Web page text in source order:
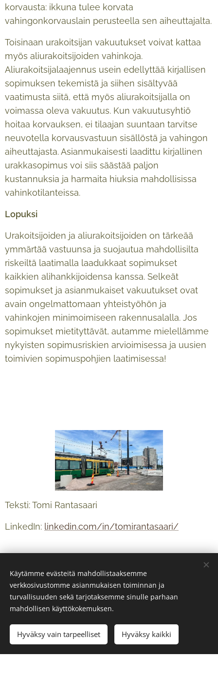
korvausta: ikkuna tulee korvata
vahingonkorvauslain perusteella sen aiheuttajalta.
Toisinaan urakoitsijan vakuutukset voivat kattaa
myös aliurakoitsijoiden vahinkoja.
Aliurakoitsijalaajennus usein edellyttää kirjallisen
sopimuksen tekemistä ja siihen sisältyvää
vaatimusta siitä, että myös aliurakoitsijalla on
voimassa oleva vakuutus. Kun vakuutusyhtiö
hoitaa korvauksen, ei tilaajan suuntaan tarvitse
neuvotella korvausvastuun sisällöstä ja vahingon
aiheuttajasta. Asianmukaisesti laadittu kirjallinen
urakkasopimus voi siis säästää paljon
kustannuksia ja harmaita hiuksia mahdollisissa
vahinkotilanteissa.
Lopuksi
Urakoitsijoiden ja aliurakoitsijoiden on tärkeää
ymmärtää vastuunsa ja suojautua mahdollisilta
riskeiltä laatimalla laadukkaat sopimukset
kaikkien alihankkijoidensa kanssa. Selkeät
sopimukset ja asianmukaiset vakuutukset ovat
avain ongelmattomaan yhteistyöhön ja
vahinkojen minimoimiseen rakennusalalla. Jos
sopimukset mietityttävät, autamme mielellämme
nykyisten sopimusriskien arvioimisessa ja uusien
toimivien sopimuspohjien laatimisessa!
Teksti: Tomi Rantasaari
LinkedIn: linkedin.com/in/tomirantasaari/
© 2024 Kaikki oikeudet pidätetään
Copyright Skyline Legal Oy 2026 Evästeet
Käytämme evästeitä mahdollistaaksemme
verkkosivustomme asianmukaisen toiminnan ja
turvallisuuden sekä tarjotaksemme sinulle parhaan
mahdollisen käyttökokemuksen.
Hyväksy vain tarpeelliset Hyväksy kaikki